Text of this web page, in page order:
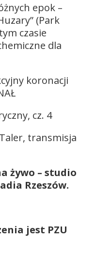
epok –
(Park
czasie
dla
koronacji
cz. 4
transmisja
żywo – studio
Rzeszów.
jest PZU